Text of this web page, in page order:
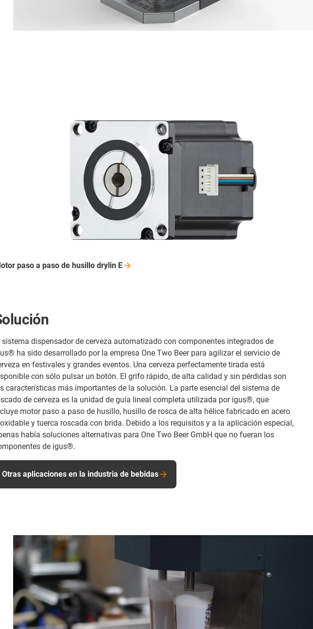
paso a paso de husillo drylin E
sistema dispensador de cerveza automatizado con componentes integrados de
ha sido desarrollado por la empresa One Two Beer para agilizar el servicio de
en festivales y grandes eventos. Una cerveza perfectamente tirada está
con sólo pulsar un botón. El grifo rápido, de alta calidad y sin pérdidas son
características más importantes de la solución. La parte esencial del sistema de
de cerveza es la unidad de guía lineal completa utilizada por igus®, que
motor paso a paso de husillo, husillo de rosca de alta hélice fabricado en acero
y tuerca roscada con brida. Debido a los requisitos y a la aplicación especial,
había soluciones alternativas para One Two Beer GmbH que no fueran los
de igus®.
Otras aplicaciones en la industria de bebidas